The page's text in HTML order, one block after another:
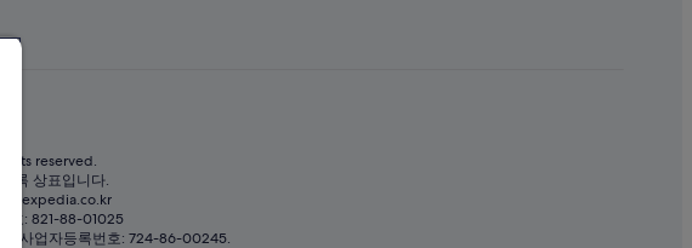
UK 호텔
텔
1928 근처 호텔
처 호텔
조트 및 호텔
reserved.
록 상표입니다.
호: 821-88-01025
). 사업자등록번호: 724-86-00245.